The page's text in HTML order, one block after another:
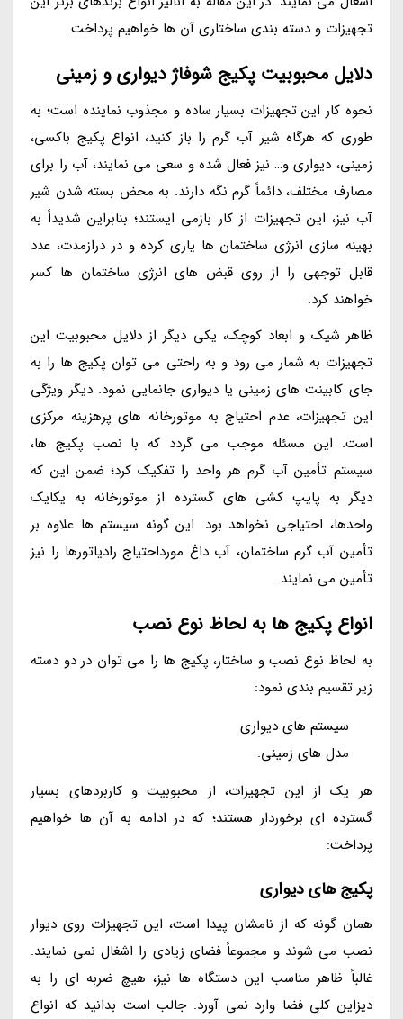
تجهیزات و دسته بندی ساختاری آن ها خواهیم پرداخت.
دلایل محبوبیت پکیج شوفاژ دیواری و زمینی
نحوه کار این تجهیزات بسیار ساده و مجذوب نماینده است؛ به
طوری که هرگاه شیر آب گرم را باز کنید، انواع پکیج باکسی،
زمینی، دیواری و… نیز فعال شده و سعی می نمایند، آب را برای
مصارف مختلف، دائماً گرم نگه دارند. به محض بسته شدن شیر
آب نیز، این تجهیزات از کار بازمی ایستند؛ بنابراین شدیداً به
بهینه سازی انرژی ساختمان ها یاری کرده و در درازمدت، عدد
قابل توجهی را از روی قبض های انرژی ساختمان ها کسر
خواهند کرد.
ظاهر شیک و ابعاد کوچک، یکی دیگر از دلایل محبوبیت این
تجهیزات به شمار می رود و به راحتی می توان پکیج ها را به
جای کابینت های زمینی یا دیواری جانمایی نمود. دیگر ویژگی
این تجهیزات، عدم احتیاج به موتورخانه های پرهزینه مرکزی
است. این مسئله موجب می گردد که با نصب پکیج ها،
سیستم تأمین آب گرم هر واحد را تفکیک کرد؛ ضمن این که
دیگر به پایپ کشی های گسترده از موتورخانه به یکایک
واحدها، احتیاجی نخواهد بود. این گونه سیستم ها علاوه بر
تأمین آب گرم ساختمان، آب داغ مورداحتیاج رادیاتورها را نیز
تأمین می نمایند.
انواع پکیج ها به لحاظ نوع نصب
به لحاظ نوع نصب و ساختار، پکیج ها را می توان در دو دسته
زیر تقسیم بندی نمود:
سیستم های دیواری
مدل های زمینی.
هر یک از این تجهیزات، از محبوبیت و کاربردهای بسیار
گسترده ای برخوردار هستند؛ که در ادامه به آن ها خواهیم
پرداخت:
پکیج های دیواری
همان گونه که از نامشان پیدا است، این تجهیزات روی دیوار
نصب می شوند و مجموعاً فضای زیادی را اشغال نمی نمایند.
غالباً ظاهر مناسب این دستگاه ها نیز، هیچ ضربه ای را به
دیزاین کلی فضا وارد نمی آورد. جالب است بدانید که انواع